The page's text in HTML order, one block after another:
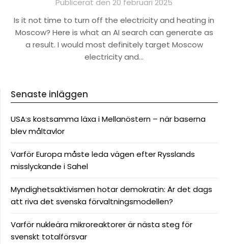
Publicerat den 20 februari 2025
Is it not time to turn off the electricity and heating in
Moscow? Here is what an AI search can generate as
a result. I would most definitely target Moscow
electricity and…
Senaste inläggen
USA:s kostsamma läxa i Mellanöstern – när baserna
blev måltavlor
Varför Europa måste leda vägen efter Rysslands
misslyckande i Sahel
Myndighetsaktivismen hotar demokratin: Är det dags
att riva det svenska förvaltningsmodellen?
Varför nukleära mikroreaktorer är nästa steg för
svenskt totalförsvar